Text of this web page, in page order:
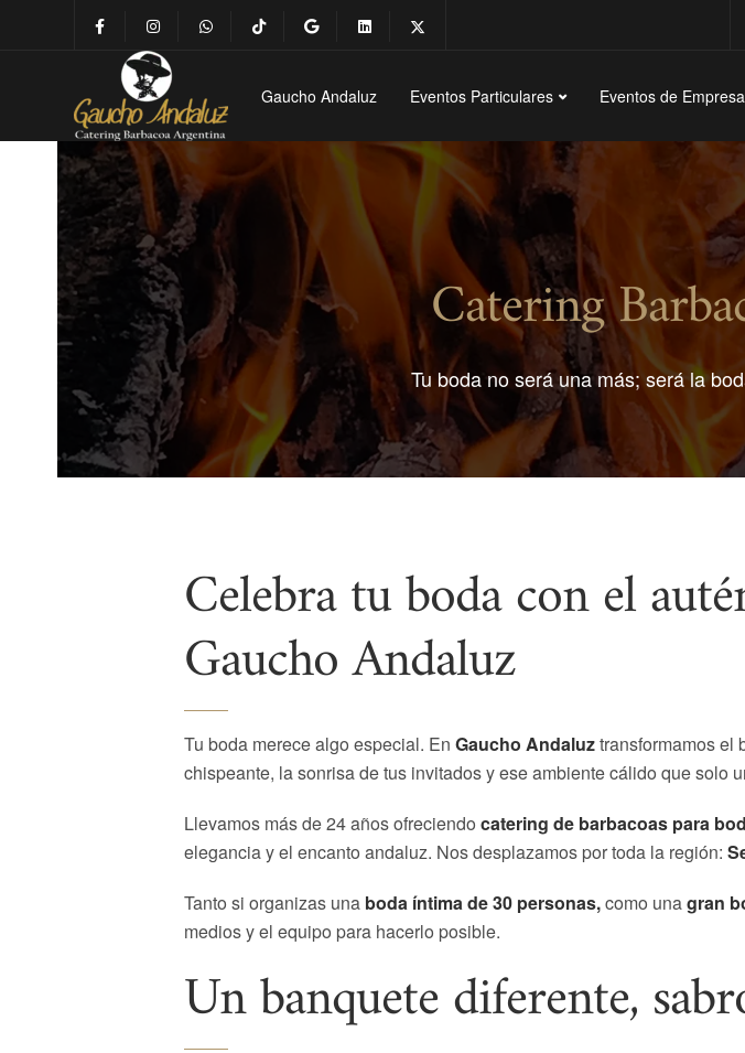
Gaucho Andaluz Eventos Particulares Eventos de Empresa
Catering
Tu boda no será una más; será la
Celebra tu boda con el
Gaucho Andaluz
Tu boda merece algo especial. En Gaucho Andaluztransformamos el
chispeante, la sonrisa de tus invitados y ese ambiente cálido que solo
Llevamos más de 24 años ofreciendo catering de barbacoas para
elegancia y el encanto andaluz. Nos desplazamos por toda la región:
Tanto si organizas una boda íntima de 30 personas,como unagran
medios y el equipo para hacerlo posible.
Un banquete diferente,